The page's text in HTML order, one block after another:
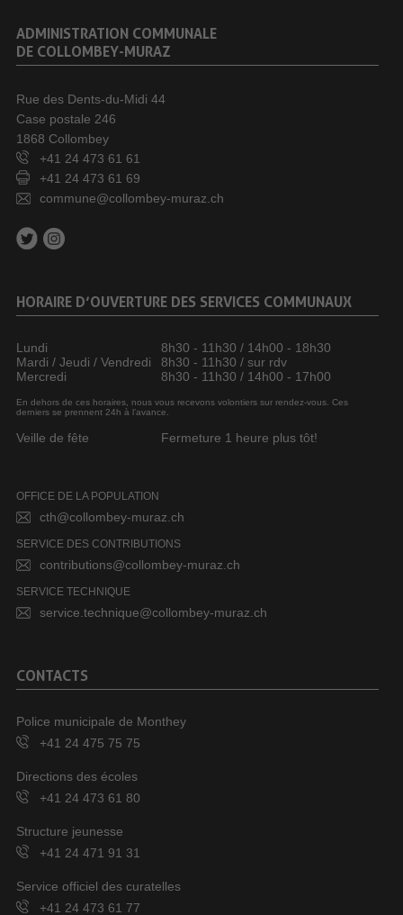
ADMINISTRATION COMMUNALE
DE COLLOMBEY-MURAZ
Rue des Dents-du-Midi 44
Case postale 246
1868 Collombey
+41 24 473 61 61
+41 24 473 61 69
commune@collombey-muraz.ch
HORAIRE D’OUVERTURE DES SERVICES COMMUNAUX
Lundi
8h30 - 11h30 / 14h00 - 18h30
Mardi / Jeudi / Vendredi
8h30 - 11h30 / sur rdv
Mercredi
8h30 - 11h30 / 14h00 - 17h00
En dehors de ces horaires, nous vous recevons volontiers sur rendez-vous. Ces
derniers se prennent 24h à l’avance.
Veille de fête Fermeture 1 heure plus tôt!
OFFICE DE LA POPULATION
cth@collombey-muraz.ch
SERVICE DES CONTRIBUTIONS
contributions@collombey-muraz.ch
SERVICE TECHNIQUE
service.technique@collombey-muraz.ch
CONTACTS
Police municipale de Monthey
+41 24 475 75 75
Directions des écoles
+41 24 473 61 80
Structure jeunesse
+41 24 471 91 31
Service officiel des curatelles
+41 24 473 61 77